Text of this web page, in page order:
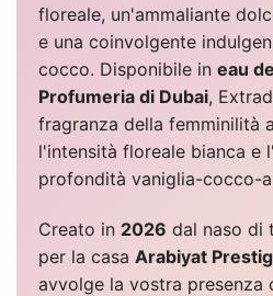
floreale, un'ammaliante
e una coinvolgente
cocco. Disponibile in eau
Profumeria di Dubai,
fragranza della femminilità
l'intensità floreale bianca e
profondità vaniglia-cocco-
Creato in 2026 dal naso di
per la casa Arabiyat
avvolge la vostra presenza